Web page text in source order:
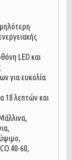
LED και
για ευκολία
18 λεπτών και
40-60,